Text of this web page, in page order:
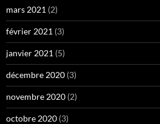
mars 2021 (2)
février 2021 (3)
janvier 2021 (5)
décembre 2020 (3)
novembre 2020 (2)
octobre 2020 (3)